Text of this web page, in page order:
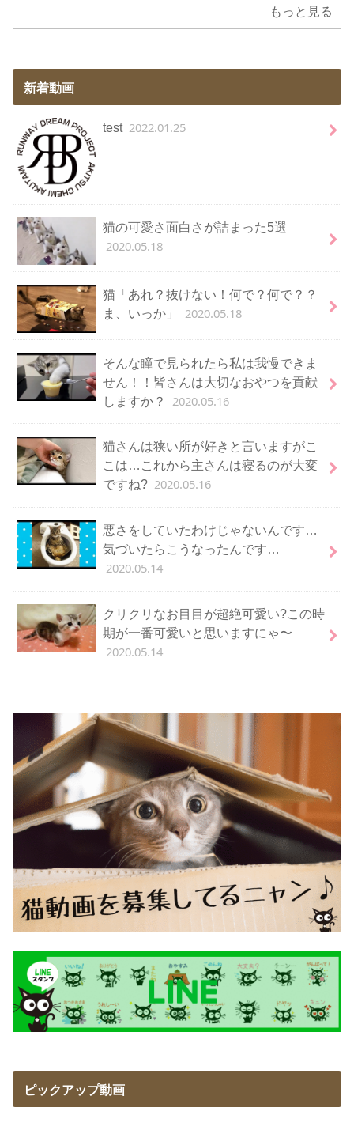
もっと見る
新着動画
test 2022.01.25
猫の可愛さ面白さが詰まった5選
2020.05.18
猫「あれ？抜けない！何で？何で？？
ま、いっか」
2020.05.18
そんな瞳で見られたら私は我慢できま
せん！！皆さんは大切なおやつを貢献
しますか？
2020.05.16
猫さんは狭い所が好きと言いますがこ
こは…これから主さんは寝るのが大変
ですね? 2020.05.16
悪さをしていたわけじゃないんです…
気づいたらこうなったんです…
2020.05.14
クリクリなお目目が超絶可愛い?この時
期が一番可愛いと思いますにゃ〜
2020.05.14
ピックアップ動画